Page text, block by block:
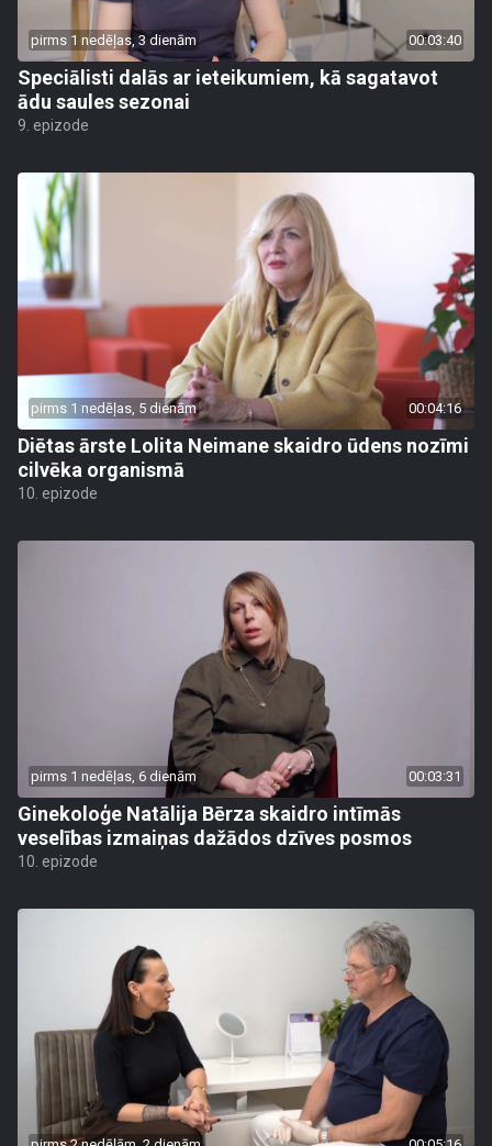
pirms 1 nedēļas, 3 dienām 00:03:40
Speciālisti dalās ar ieteikumiem, kā sagatavot
ādu saules sezonai
9. epizode
pirms 1 nedēļas, 5 dienām 00:04:16
Diētas ārste Lolita Neimane skaidro ūdens nozīmi
cilvēka organismā
10. epizode
pirms 1 nedēļas, 6 dienām 00:03:31
Ginekoloģe Natālija Bērza skaidro intīmās
veselības izmaiņas dažādos dzīves posmos
10. epizode